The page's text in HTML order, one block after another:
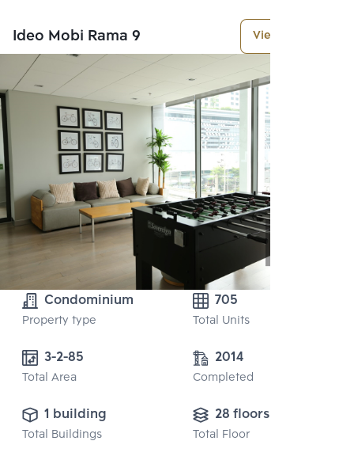
Ideo Mobi Rama 9 View More
Condominium
Property type
705
Total Units
3-2-85
Total Area
2014
Completed
1 building
Total Buildings
28 floors
Total Floor